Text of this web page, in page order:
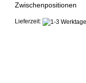
Zwischenpositionen
Lieferzeit: